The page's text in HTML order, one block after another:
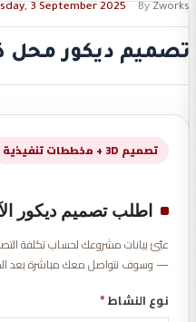
3 September 2025 By Zworks
تصميم ديكور محل
تصميم 3D + مخططات تنفيذية
اطلب تصميم ديكور
— وسوف نتواصل معك مباشرة بعد
نوع النشاط*